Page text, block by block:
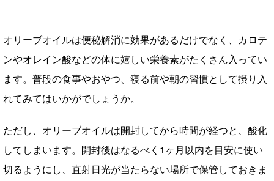
オリーブオイルは便秘解消に効果があるだけでなく、カロテ
ンやオレイン酸などの体に嬉しい栄養素がたくさん入ってい
ます。普段の食事やおやつ、寝る前や朝の習慣として摂り入
れてみてはいかがでしょうか。
ただし、オリーブオイルは開封してから時間が経つと、酸化
してしまいます。開封後はなるべく1ヶ月以内を目安に使い
切るようにし、直射日光が当たらない場所で保管しておきま